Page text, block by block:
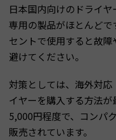
日本国内向けのドライ
専用の製品がほとんど
セントで使用すると故
避けてください。
対策としては、海外対
イヤーを購入する方法
5,000円程度で、コンパ
販売されています。